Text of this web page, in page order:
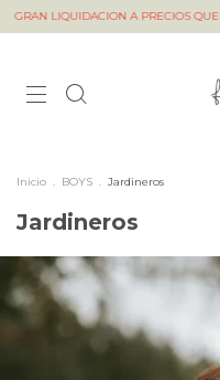
A PRECIOS QUE NO EXISTEN !!!!!!
Inicio . BOYS . Jardineros
Jardineros